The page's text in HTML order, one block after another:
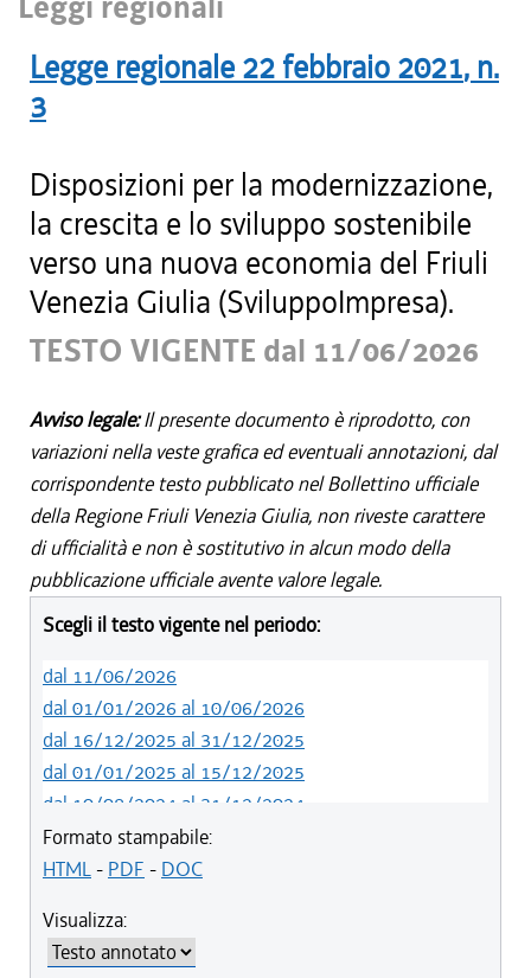
Legge regionale 22 febbraio 2021, n.
3
Disposizioni per la modernizzazione,
la crescita e lo sviluppo sostenibile
verso una nuova economia del Friuli
Venezia Giulia (SviluppoImpresa).
TESTO VIGENTE dal 11/06/2026
Avviso legale:Il presente documento è riprodotto, con
variazioni nella veste grafica ed eventuali annotazioni, dal
corrispondente testo pubblicato nel Bollettino ufficiale
della Regione Friuli Venezia Giulia, non riveste carattere
di ufficialità e non è sostitutivo in alcun modo della
pubblicazione ufficiale avente valore legale.
Scegli il testo vigente nel periodo:
dal 11/06/2026
dal 01/01/2026 al 10/06/2026
dal 16/12/2025 al 31/12/2025
dal 01/01/2025 al 15/12/2025
dal 10/08/2024 al 31/12/2024
dal 14/05/2024 al 09/08/2024
dal 01/01/2024 al 13/05/2024
dal 12/08/2023 al 30/10/2023
dal 07/03/2023 al 11/08/2023
Formato stampabile:
HTML- PDF - DOC
Visualizza: